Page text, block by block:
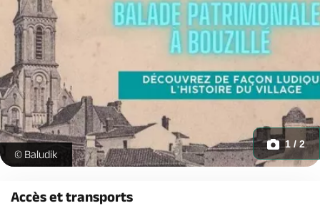
baludik-bouzille-histoire -
© Baludik
1 / 2
Accès et transports